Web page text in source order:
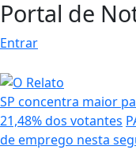
Portal de
Entrar
SP concentra maior
21,48% dos votantes
de emprego nesta